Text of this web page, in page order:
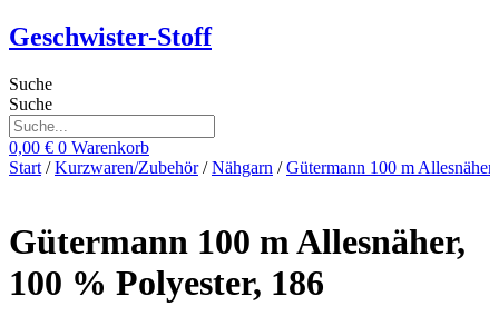
Zum
Inhalt
Geschwister-Stoff
Suche
Suche
0,00 € 0 Warenkorb
Start /Kurzwaren/Zubehör/Nähgarn /Gütermann 100 m Allesnäher
Gütermann 100 m Allesnäher,
100 % Polyester, 186